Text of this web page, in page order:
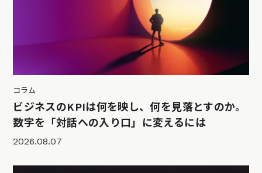
コラム
ビジネスのKPIは何を映し、何を見落とすのか。
数字を「対話への入り口」に変えるには
2026.08.07